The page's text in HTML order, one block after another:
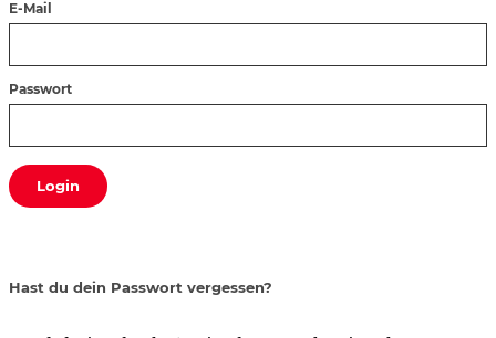
E-Mail
Passwort
Login
Hast du dein Passwort vergessen?